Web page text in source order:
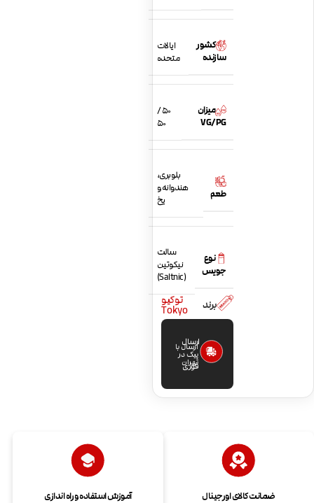
کشور
سازنده
ایالات
متحده
میزان
VG/PG
50 /
50
طعم
بلوبری،
هندوانه و
یخ
نوع
جویس
سالت
نیکوتین
(Saltnic)
برند توکیو
Tokyo
ارسال
فوری
ارسال با
پیک در
تهران
ضمانت کالای اورجینال آموزش استفاده و راه اندازی